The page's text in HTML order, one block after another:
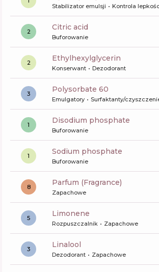
Stabilizator emulsji Kontrola
2 citric acid
Buforowanie
2 ethylhexylglycerin
Konserwant Dezodorant
3 polysorbate 60
Emulgatory Surfaktanty/
1 disodium phosphate
Buforowanie
1 sodium phosphate
Buforowanie
8 Parfum (Fragrance)
Zapachowe
5 limonene
Rozpuszczalnik Zapachowe
3 linalool
Dezodorant Zapachowe